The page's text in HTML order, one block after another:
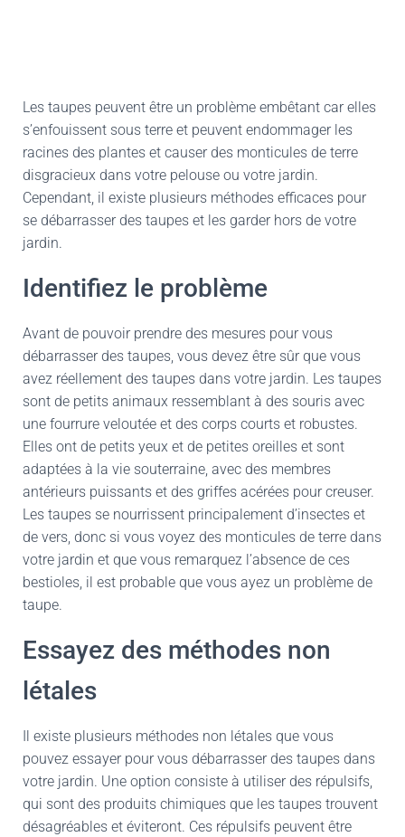
Les taupes peuvent être un problème embêtant car elles
s’enfouissent sous terre et peuvent endommager les
racines des plantes et causer des monticules de terre
disgracieux dans votre pelouse ou votre jardin.
Cependant, il existe plusieurs méthodes efficaces pour
se débarrasser des taupes et les garder hors de votre
jardin.
Identifiez le problème
Avant de pouvoir prendre des mesures pour vous
débarrasser des taupes, vous devez être sûr que vous
avez réellement des taupes dans votre jardin. Les taupes
sont de petits animaux ressemblant à des souris avec
une fourrure veloutée et des corps courts et robustes.
Elles ont de petits yeux et de petites oreilles et sont
adaptées à la vie souterraine, avec des membres
antérieurs puissants et des griffes acérées pour creuser.
Les taupes se nourrissent principalement d’insectes et
de vers, donc si vous voyez des monticules de terre dans
votre jardin et que vous remarquez l’absence de ces
bestioles, il est probable que vous ayez un problème de
taupe.
Essayez des méthodes non
létales
Il existe plusieurs méthodes non létales que vous
pouvez essayer pour vous débarrasser des taupes dans
votre jardin. Une option consiste à utiliser des répulsifs,
qui sont des produits chimiques que les taupes trouvent
désagréables et éviteront. Ces répulsifs peuvent être